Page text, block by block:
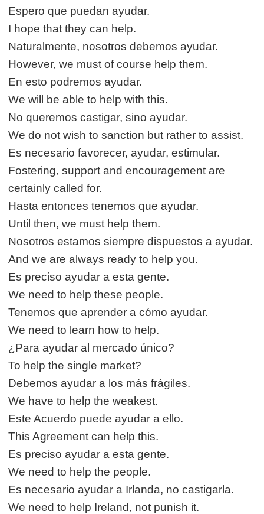
Espero que puedan ayudar.
I hope that they can help.
Naturalmente, nosotros debemos ayudar.
However, we must of course help them.
En esto podremos ayudar.
We will be able to help with this.
No queremos castigar, sino ayudar.
We do not wish to sanction but rather to assist.
Es necesario favorecer, ayudar, estimular.
Fostering, support and encouragement are
certainly called for.
Hasta entonces tenemos que ayudar.
Until then, we must help them.
Nosotros estamos siempre dispuestos a ayudar.
And we are always ready to help you.
Es preciso ayudar a esta gente.
We need to help these people.
Tenemos que aprender a cómo ayudar.
We need to learn how to help.
¿Para ayudar al mercado único?
To help the single market?
Debemos ayudar a los más frágiles.
We have to help the weakest.
Este Acuerdo puede ayudar a ello.
This Agreement can help this.
Es preciso ayudar a esta gente.
We need to help the people.
Es necesario ayudar a Irlanda, no castigarla.
We need to help Ireland, not punish it.